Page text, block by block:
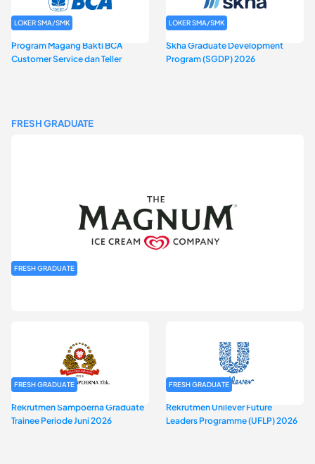
LOKER SMA/SMK
Program Magang Bakti BCA
Customer Service dan Teller
LOKER SMA/SMK
Skha Graduate Development
Program (SGDP) 2026
FRESH GRADUATE
FRESH GRADUATE
FRESH GRADUATE
Rekrutmen Sampoerna Graduate
Trainee Periode Juni 2026
FRESH GRADUATE
Rekrutmen Unilever Future
Leaders Programme (UFLP) 2026